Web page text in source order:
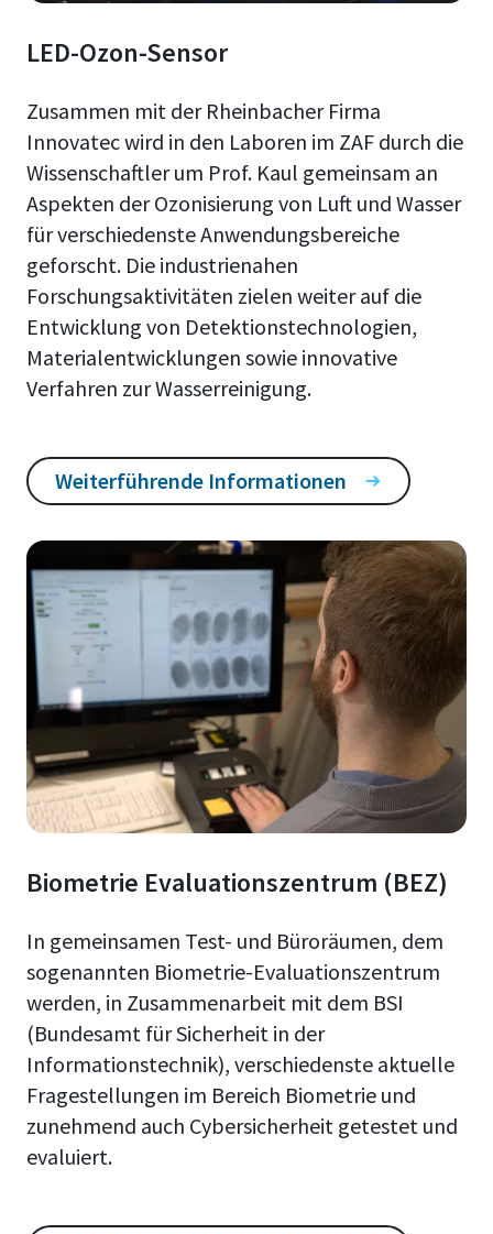
LED-Ozon-Sensor
Zusammen mit der Rheinbacher Firma
Innovatec wird in den Laboren im ZAF durch die
Wissenschaftler um Prof. Kaul gemeinsam an
Aspekten der Ozonisierung von Luft und Wasser
für verschiedenste Anwendungsbereiche
geforscht. Die industrienahen
Forschungsaktivitäten zielen weiter auf die
Entwicklung von Detektionstechnologien,
Materialentwicklungen sowie innovative
Verfahren zur Wasserreinigung.
Weiterführende Informationen
Biometrie Evaluationszentrum (BEZ)
In gemeinsamen Test- und Büroräumen, dem
sogenannten Biometrie-Evaluationszentrum
werden, in Zusammenarbeit mit dem BSI
(Bundesamt für Sicherheit in der
Informationstechnik), verschiedenste aktuelle
Fragestellungen im Bereich Biometrie und
zunehmend auch Cybersicherheit getestet und
evaluiert.